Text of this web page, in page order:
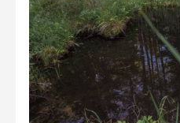
Hiisien kuvakilpailu 2024
2024 kuvakilpailu lisä
Liikkuvat kuvat 2024
Hiisien kuvakilpailu 2023